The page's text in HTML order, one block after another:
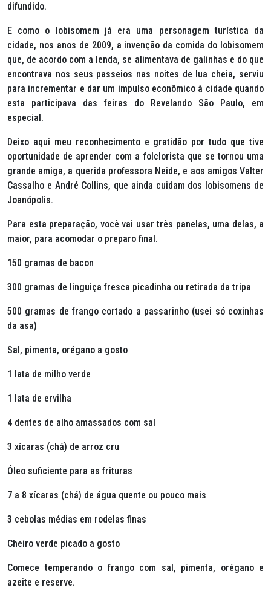
difundido.
E como o lobisomem já era uma personagem turística da
cidade, nos anos de 2009, a invenção da comida do lobisomem
que, de acordo com a lenda, se alimentava de galinhas e do que
encontrava nos seus passeios nas noites de lua cheia, serviu
para incrementar e dar um impulso econômico à cidade quando
esta participava das feiras do Revelando São Paulo, em
especial.
Deixo aqui meu reconhecimento e gratidão por tudo que tive
oportunidade de aprender com a folclorista que se tornou uma
grande amiga, a querida professora Neide, e aos amigos Valter
Cassalho e André Collins, que ainda cuidam dos lobisomens de
Joanópolis.
Para esta preparação, você vai usar três panelas, uma delas, a
maior, para acomodar o preparo final.
150 gramas de bacon
300 gramas de linguiça fresca picadinha ou retirada da tripa
500 gramas de frango cortado a passarinho (usei só coxinhas
da asa)
Sal, pimenta, orégano a gosto
1 lata de milho verde
1 lata de ervilha
4 dentes de alho amassados com sal
3 xícaras (chá) de arroz cru
Óleo suficiente para as frituras
7 a 8 xícaras (chá) de água quente ou pouco mais
3 cebolas médias em rodelas finas
Cheiro verde picado a gosto
Comece temperando o frango com sal, pimenta, orégano e
azeite e reserve.